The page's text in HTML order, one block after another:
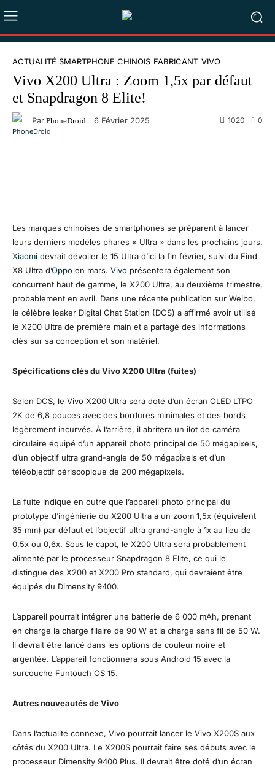
ACTUALITÉ SMARTPHONE CHINOIS FABRICANT VIVO
Vivo X200 Ultra : Zoom 1,5x par défaut
et Snapdragon 8 Elite!
Par PhoneDroid 6 Février 2025 0
1020
Les marques chinoises de smartphones se préparent à lancer
leurs derniers modèles phares « Ultra » dans les prochains jours.
Xiaomi devrait dévoiler le 15 Ultra d’ici la fin février, suivi du Find
X8 Ultra d’Oppo en mars. Vivo présentera également son
concurrent haut de gamme, le X200 Ultra, au deuxième trimestre,
probablement en avril. Dans une récente publication sur Weibo,
le célèbre leaker Digital Chat Station (DCS) a affirmé avoir utilisé
le X200 Ultra de première main et a partagé des informations
clés sur sa conception et son matériel.
Spécifications clés du Vivo X200 Ultra (fuites)
Selon DCS, le Vivo X200 Ultra sera doté d’un écran OLED LTPO
2K de 6,8 pouces avec des bordures minimales et des bords
légèrement incurvés. À l’arrière, il abritera un îlot de caméra
circulaire équipé d’un appareil photo principal de 50 mégapixels,
d’un objectif ultra grand-angle de 50 mégapixels et d’un
téléobjectif périscopique de 200 mégapixels.
La fuite indique en outre que l’appareil photo principal du
prototype d’ingénierie du X200 Ultra a un zoom 1,5x (équivalent
35 mm) par défaut et l’objectif ultra grand-angle à 1x au lieu de
0,5x ou 0,6x. Sous le capot, le X200 Ultra sera probablement
alimenté par le processeur Snapdragon 8 Elite, ce qui le
distingue des X200 et X200 Pro standard, qui devraient être
équipés du Dimensity 9400.
L’appareil pourrait intégrer une batterie de 6 000 mAh, prenant
en charge la charge filaire de 90 W et la charge sans fil de 50 W.
Il devrait être lancé dans les options de couleur noire et
argentée. L’appareil fonctionnera sous Android 15 avec la
surcouche Funtouch OS 15.
Autres nouveautés de Vivo
Dans l’actualité connexe, Vivo pourrait lancer le Vivo X200S aux
côtés du X200 Ultra. Le X200S pourrait faire ses débuts avec le
processeur Dimensity 9400 Plus. Il devrait être doté d’un écran